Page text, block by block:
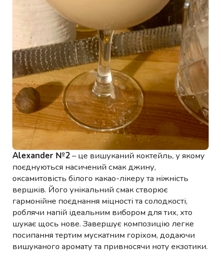
Alexander №2– це вишуканий коктейль, у якому
поєднуються насичений смак джину,
оксамитовість білого какао-лікеру та ніжність
вершків. Його унікальний смак створює
гармонійне поєднання міцності та солодкості,
роблячи напій ідеальним вибором для тих, хто
шукає щось нове. Завершує композицію легке
посипання тертим мускатним горіхом, додаючи
вишуканого аромату та привносячи ноту екзотики.